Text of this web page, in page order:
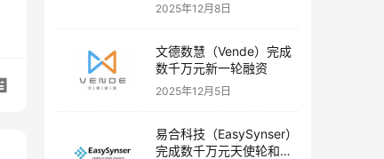
2025年12月8日
文德数慧（Vende）完成
数千万元新一轮融资
2025年12月5日
易合科技（EasySynser）
完成数千万元天使轮和天